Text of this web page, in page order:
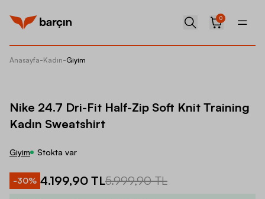
0
Anasayfa-Kadın-Giyim
Nike 24.7 Dri-Fit Half-Zip Soft Knit Training
Kadın Sweatshirt
Giyim Stokta var
-30% 4.199,90 TL5.999,90 TL